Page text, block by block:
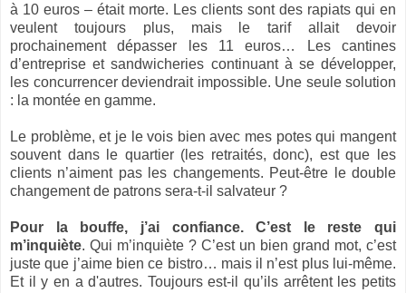
à 10 euros – était morte. Les clients sont des rapiats qui en
veulent toujours plus, mais le tarif allait devoir
prochainement dépasser les 11 euros… Les cantines
d’entreprise et sandwicheries continuant à se développer,
les concurrencer deviendrait impossible. Une seule solution
: la montée en gamme.
Le problème, et je le vois bien avec mes potes qui mangent
souvent dans le quartier (les retraités, donc), est que les
clients n’aiment pas les changements. Peut-être le double
changement de patrons sera-t-il salvateur ?
Pour la bouffe, j’ai confiance. C’est le reste qui
m’inquiète. Qui m’inquiète ? C’est un bien grand mot, c’est
juste que j’aime bien ce bistro… mais il n’est plus lui-même.
Et il y en a d'autres. Toujours est-il qu’ils arrêtent les petits